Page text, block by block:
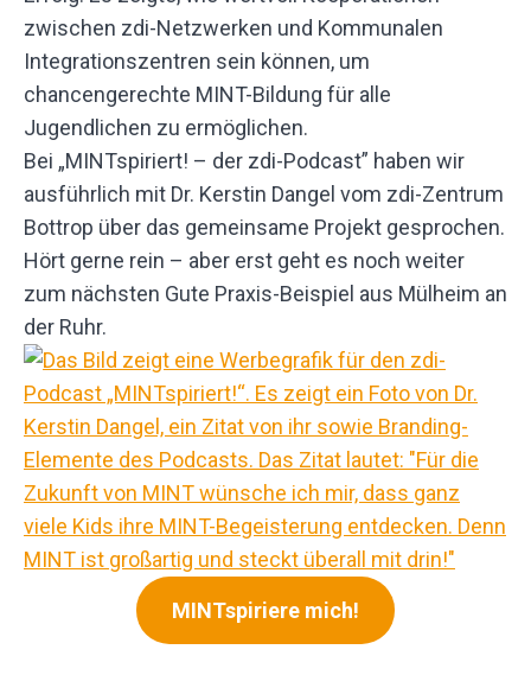
zwischen zdi-Netzwerken und Kommunalen
Integrationszentren sein können, um
chancengerechte MINT-Bildung für alle
Jugendlichen zu ermöglichen.
Bei „MINTspiriert! – der zdi-Podcast” haben wir
ausführlich mit Dr. Kerstin Dangel vom zdi-Zentrum
Bottrop über das gemeinsame Projekt gesprochen.
Hört gerne rein – aber erst geht es noch weiter
zum nächsten Gute Praxis-Beispiel aus Mülheim an
der Ruhr.
MINTspiriere mich!